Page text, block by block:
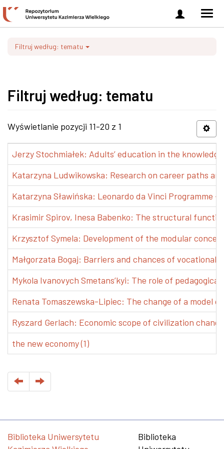
Zaloguj
się
Filtruj według: tematu
Filtruj według: tematu
Wyświetlanie pozycji 11-20 z 1
Jerzy Stochmiałek: Adults’ education in the
Katarzyna Ludwikowska: Research on career paths
Katarzyna Sławińska: Leonardo da Vinci Programme
Krasimir Spirov, Inesa Babenko: The structural
Krzysztof Symela: Development of the modular
Małgorzata Bogaj: Barriers and chances of vocational
Mykola Ivanovych Smetans’kyi: The role of
Renata Tomaszewska-Lipiec: The change of a model
Ryszard Gerlach: Economic scope of civilization
the new economy (1)
Biblioteka Uniwersytetu
Biblioteka